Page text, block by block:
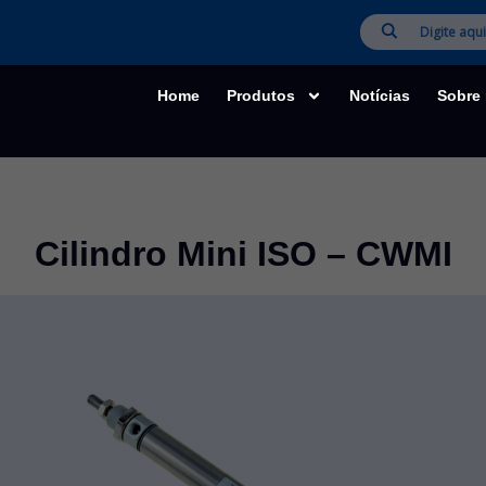
Home Produtos Notícias Sobre
Cilindro Mini ISO – CWMI